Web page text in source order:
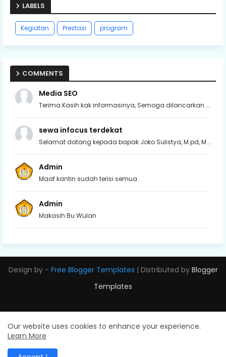
LABELS
Kegiatan Prestasi program
COMMENTS
Media SEO
Terima Kasih kak informasinya, Semoga dilancarkan ...
sewa infocus terdekat
Selamat datang kepada bapak Joko Sulistya, M.pd, M...
Admin
Maaf kantin sudah terisi semua.
Admin
Makasih Bu Wulan
Design by - Free Blogger Templates | Distributed by Blogger
Templates
Our website uses cookies to enhance your experience.
Learn More